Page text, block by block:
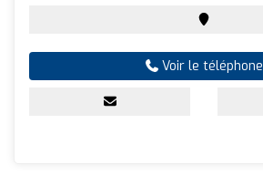
Voir le téléphone